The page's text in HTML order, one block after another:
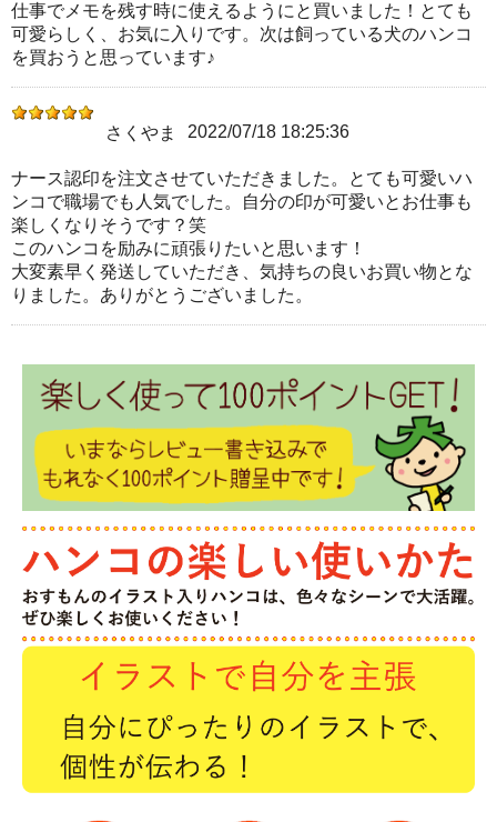
仕事でメモを残す時に使えるようにと買いました！とても
可愛らしく、お気に入りです。次は飼っている犬のハンコ
を買おうと思っています♪
さくやま 2022/07/18 18:25:36
ナース認印を注文させていただきました。とても可愛いハ
ンコで職場でも人気でした。自分の印が可愛いとお仕事も
楽しくなりそうです？笑
このハンコを励みに頑張りたいと思います！
大変素早く発送していただき、気持ちの良いお買い物とな
りました。ありがとうございました。